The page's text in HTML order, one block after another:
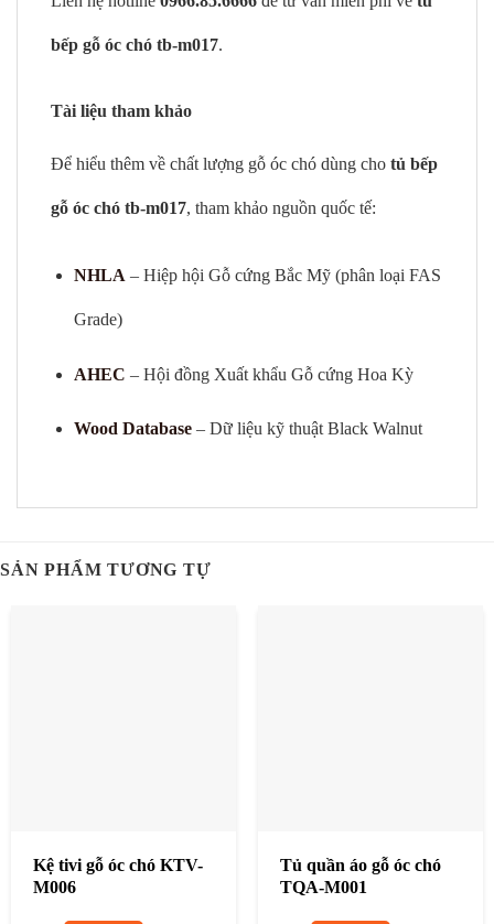
bếp gỗ óc chó tb-m017.
Tài liệu tham khảo
Để hiểu thêm về chất lượng gỗ óc chó dùng cho tủ bếp
gỗ óc chó tb-m017, tham khảo nguồn quốc tế:
NHLA – Hiệp hội Gỗ cứng Bắc Mỹ (phân loại FAS
Grade)
AHEC – Hội đồng Xuất khẩu Gỗ cứng Hoa Kỳ
Wood Database– Dữ liệu kỹ thuật Black Walnut
SẢN PHẨM TƯƠNG TỰ
Kệ tivi gỗ óc chó KTV-
M006
Tủ quần áo gỗ óc chó
TQA-M001